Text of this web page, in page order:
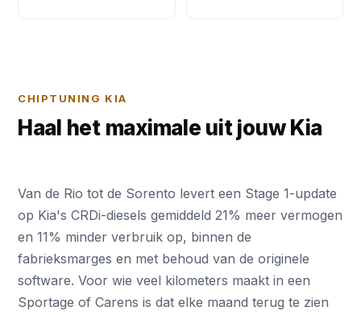
CHIPTUNING KIA
Haal het maximale uit jouw Kia
Van de Rio tot de Sorento levert een Stage 1-update
op Kia's CRDi-diesels gemiddeld 21% meer vermogen
en 11% minder verbruik op, binnen de
fabrieksmarges en met behoud van de originele
software. Voor wie veel kilometers maakt in een
Sportage of Carens is dat elke maand terug te zien